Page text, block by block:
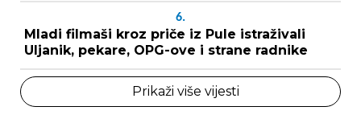
6.
Mladi filmaši kroz priče iz Pule istraživali
Uljanik, pekare, OPG-ove i strane radnike
Prikaži više vijesti